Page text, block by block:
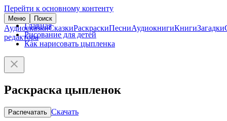
Перейти к основному контенту
Меню Поиск
АудиосказкиСказкиРаскраскиПесниАудиокнигиКнигиЗагадки
редактора
Главная
Рисование для детей
Как нарисовать цыпленка
Раскраска цыпленок
Распечатать Скачать